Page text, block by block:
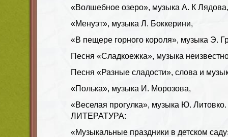
«Волшебное озеро», музыка А. К Лядова,
«Менуэт», музыка Л. Боккерини,
«В пещере горного короля», музыка Э.
Песня «Сладкоежка», музыка
Песня «Разные сладости», слова и
«Полька», музыка И. Морозова,
«Веселая прогулка», музыка Ю. Литовко.
ЛИТЕРАТУРА:
«Музыкальные праздники в детском